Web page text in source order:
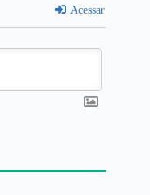
Acessar